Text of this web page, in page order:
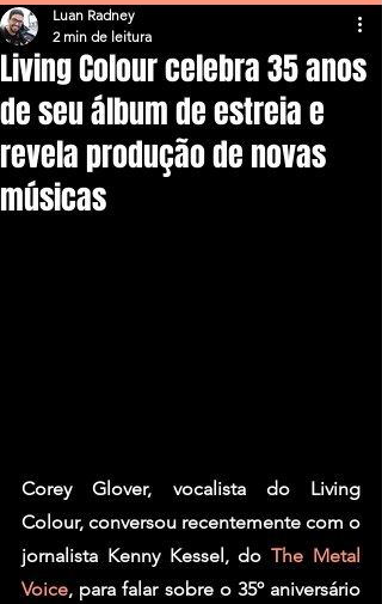
Living Colour celebra 35 anos
de seu álbum de estreia e
revela produção de novas
músicas
Luan Radney
2 min de leitura
Corey Glover, vocalista do Living
Colour, conversou recentemente com o
jornalista Kenny Kessel, do The Metal
Voice, para falar sobre o 35º aniversário